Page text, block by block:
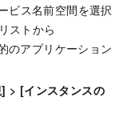
ビス名前空間を選択
ストから
のアプリケーション
> [インスタンスの